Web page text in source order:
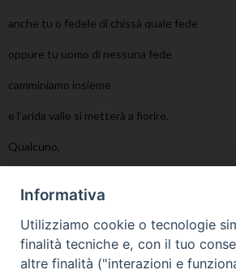
anche tu o fedele di chissà quale fede
oppure tu uomo di nessuna fede
camminiamo insieme
e l’arida valle si metterà a fiorire.
Qualcuno,
(David Maria Turoldo).
Informativa
Utilizziamo cookie o tecnologie
finalità tecniche e, con il tuo
altre finalità ("interazioni e